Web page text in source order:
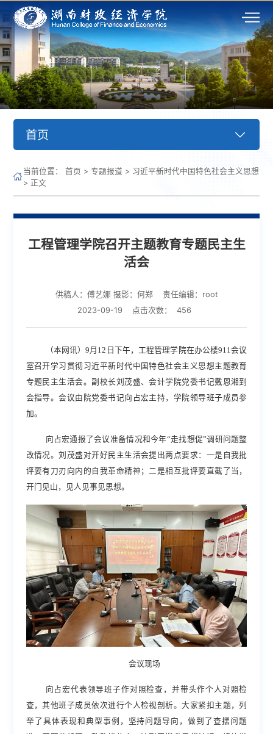
首页
当前位置：首页 >专题报道 > 习近平新时代中国特色社会主义思想
> 正文
工程管理学院召开主题教育专题民主生
活会
供稿人：傅艺娜 摄影：何郑
责任编辑：root
2023-09-19
点击次数： 456
（本网讯）9月12日下午，工程管理学院在办公楼911会议
室召开学习贯彻习近平新时代中国特色社会主义思想主题教育
专题民主生活会。副校长刘茂盛、会计学院党委书记戴恩湘到
会指导。会议由院党委书记向占宏主持，学院领导班子成员参
加。
向占宏通报了会议准备情况和今年“走找想促”调研问题整
改情况。刘茂盛对开好民主生活会提 出两点要求：一是自我批
评要有刀刃向内的自我革命精神；二是相互批评要直截了当，
开门见山，见人见事见思想。
会议现场
向占宏代表领导班子作对照检查，并带头作个人对照检
查，其他班子成员依次进行个人检视剖析。大家紧扣主题，列
举了具体表现和典型事例，坚持问题导向，做到了查摆问题